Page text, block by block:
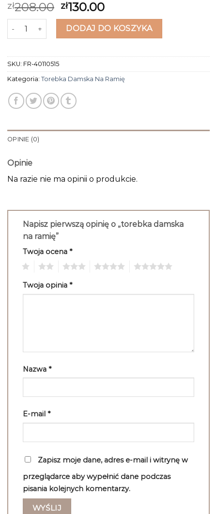
zł208.00 zł130.00
ilość torebka damska na ramię
DODAJ DO KOSZYKA
SKU: FR-40110515
Kategoria: Torebka Damska Na Ramię
OPINIE (0)
Opinie
Na razie nie ma opinii o produkcie.
Napisz pierwszą opinię o „torebka damska
na ramię”
Twoja ocena *
Twoja opinia *
Nazwa *
E-mail *
Zapisz moje dane, adres e-mail i witrynę w
przeglądarce aby wypełnić dane podczas
pisania kolejnych komentarzy.